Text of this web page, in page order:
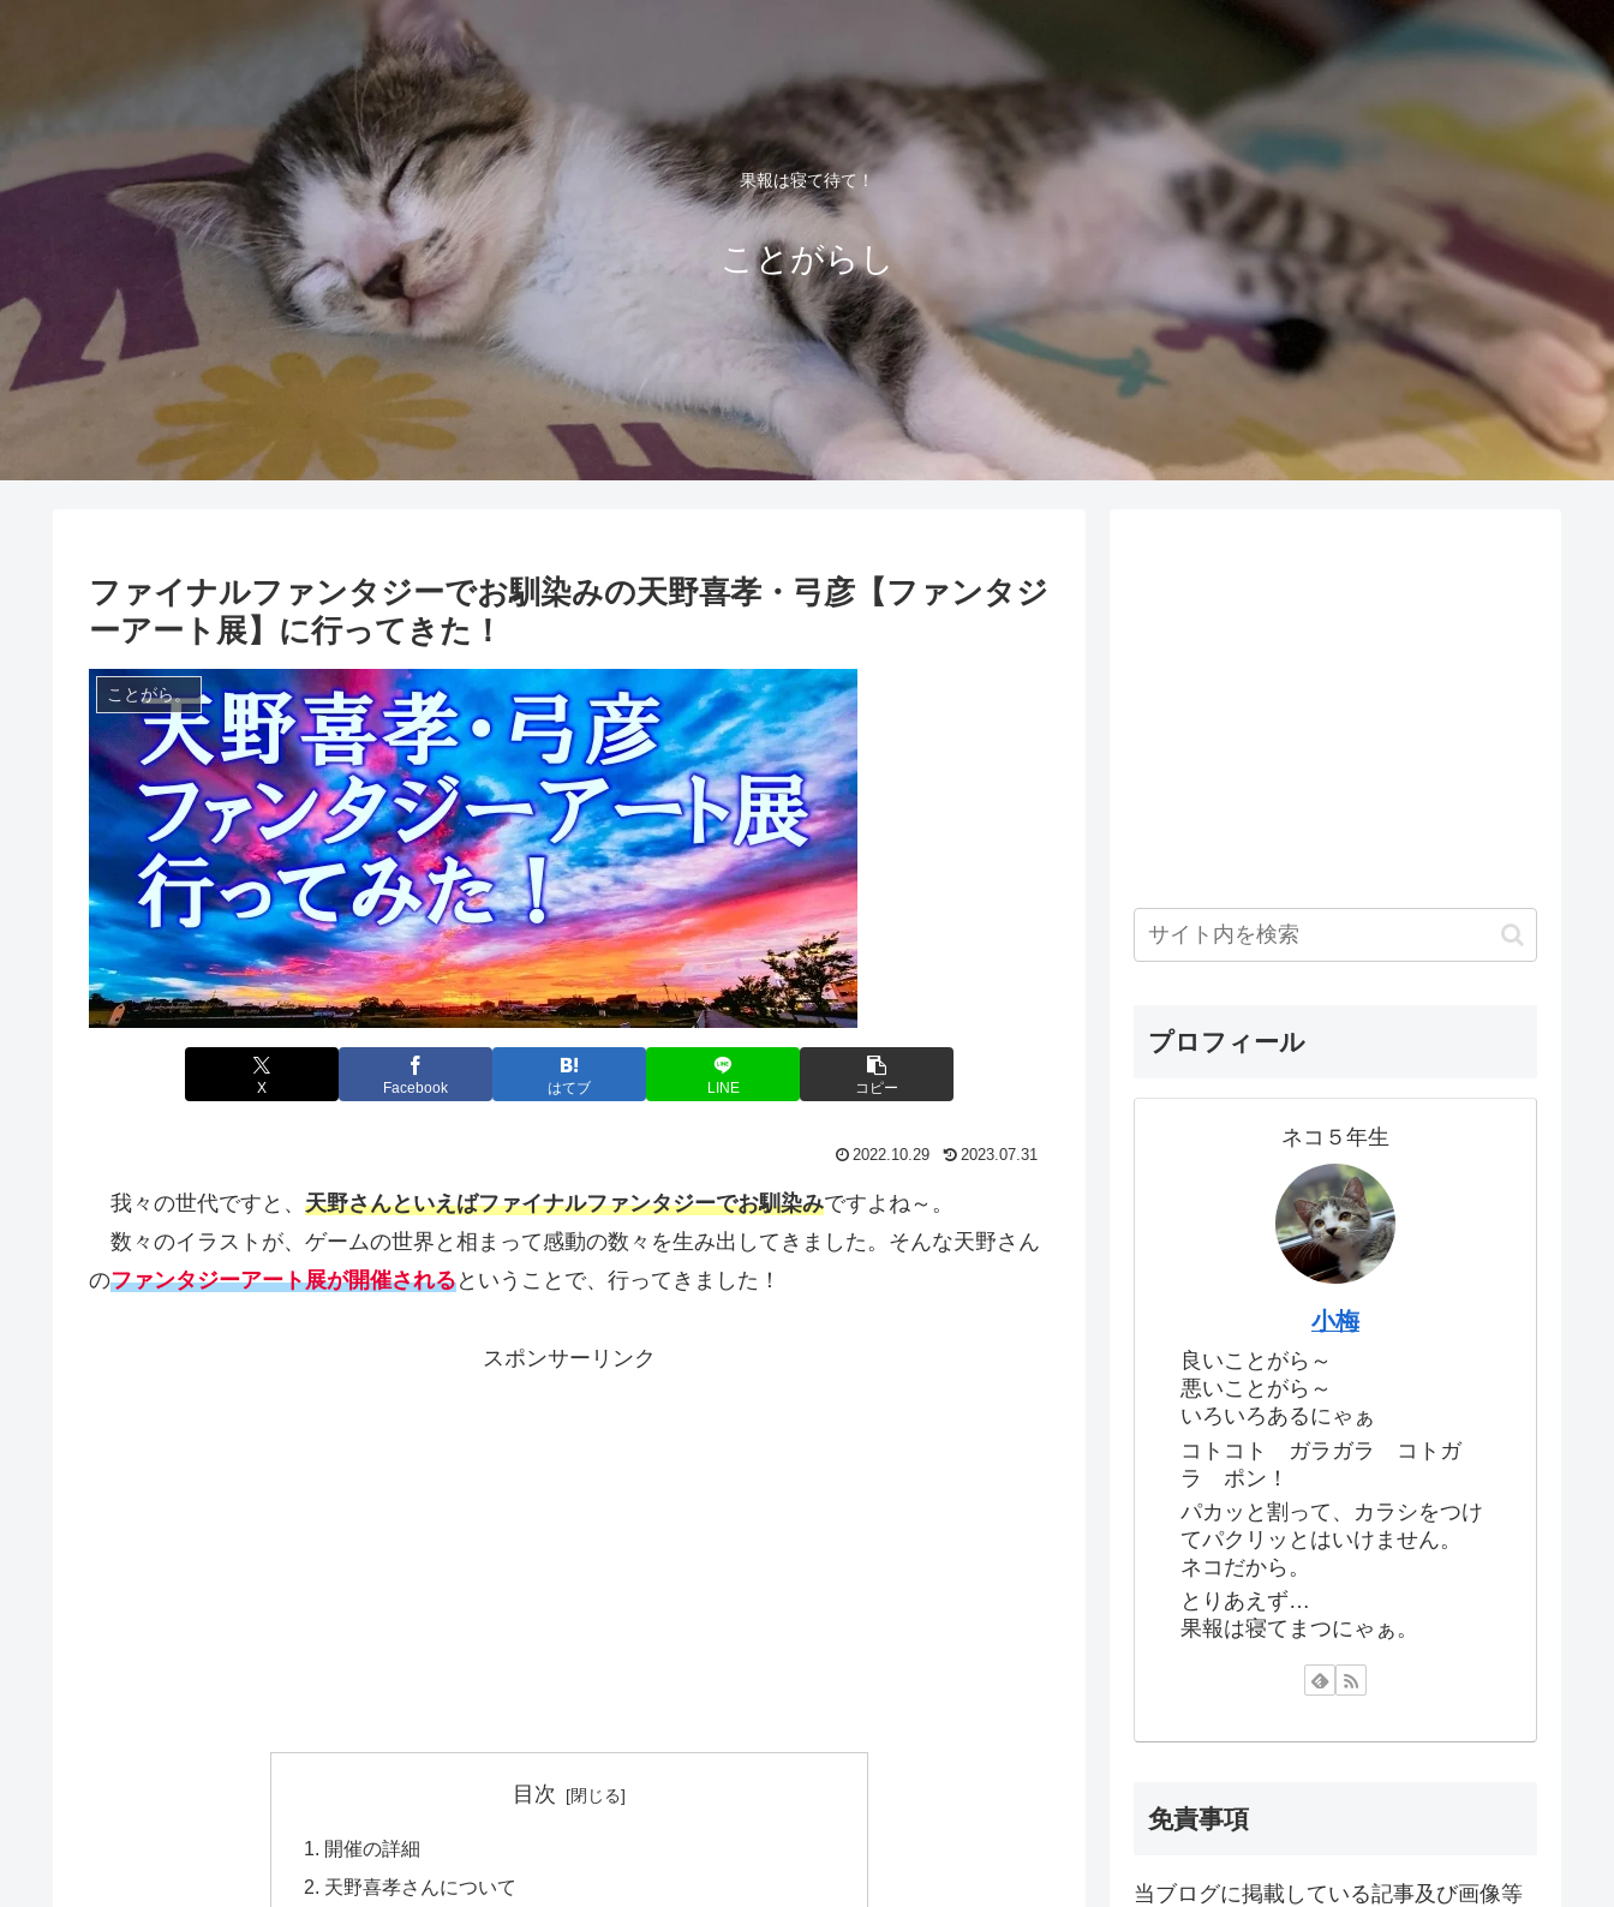
果報は寝て待て！
ことがらし
ファイナルファンタジーでお馴染みの天野喜孝・弓彦【ファンタジ
ーアート展】に行ってきた！
ことがら。
X Facebook はてブ LINE コピー
2022.10.29 2023.07.31
我々の世代ですと、 天野さんといえばファイナルファンタジーでお馴染みですよね～。
数々のイラストが、ゲームの世界と相まって感動の数々を生み出してきました。そんな天野さん
のファンタジーアート展が開催されるということで、行ってきました！
スポンサーリンク
目次
開催の詳細
天野喜孝さんについて
プロフィール
ネコ５年生
小梅
良いことがら～
悪いことがら～
いろいろあるにゃぁ
コトコト ガラガラ コトガ
ラ ポン！
パカッと割って、カラシをつけ
てパクリッとはいけません。
ネコだから。
とりあえず…
果報は寝てまつにゃぁ。
免責事項
当ブログに掲載している記事及び画像等